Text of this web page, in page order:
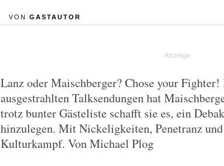
VON GASTAUTOR
Lanz oder Maischberger? Chose your
ausgestrahlten Talksendungen hat
trotz bunter Gästeliste schafft sie es, ein
hinzulegen. Mit Nickeligkeiten, Penetranz
Kulturkampf. Von Michael Plog